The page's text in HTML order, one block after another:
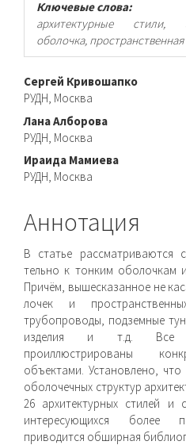
Ключевые слова:
архитектурные стили,
оболочка, пространственная
Основное
содержимое
статьи
Сергей Кривошапко
РУДН, Москва
Лана Алборова
РУДН, Москва
Ираида Мамиева
РУДН, Москва
Аннотация
В статье рассматриваются
тельно к тонким оболочкам
Причём, вышесказанное не
лочек и
трубопроводы, подземные
изделия и т.д. Все
проиллюстрированы
объектами. Установлено,
оболочечных структур
26 архитектурных стилей и
интересующихся более
приводится обширная